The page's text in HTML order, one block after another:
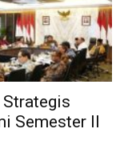
Strategis
Semester II